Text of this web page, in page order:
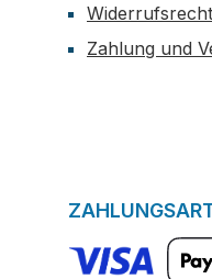
Zahlung und